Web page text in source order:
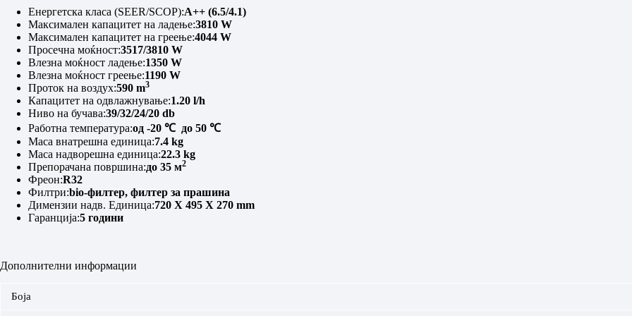
Енергетска класа (SEER/SCOP):A++ (6.5/4.1)
Максимален капацитет на ладење:3810 W
Максимален капацитет на греење:4044 W
Просечна моќност:3517/3810 W
Влезна моќност ладење:1350 W
Влезна моќност греење:1190 W
Проток на воздух:590 m3
Капацитет на одвлажнување:1.20 l/h
Ниво на бучава:39/32/24/20 db
Работна температура:од -20 ℃до 50 ℃
Маса внатрешна единица:7.4 kg
Маса надворешна единица:22.3 kg
Препорачана површина:до 35 м2
Фреон:R32
Филтри:bio-филтер, филтер за прашина
Димензии надв. Единица:720 X 495 X 270 mm
Гаранција:5 години
Дополнителни информации
Боја